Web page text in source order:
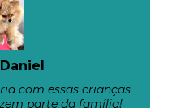
com essas crianças
parte da família!